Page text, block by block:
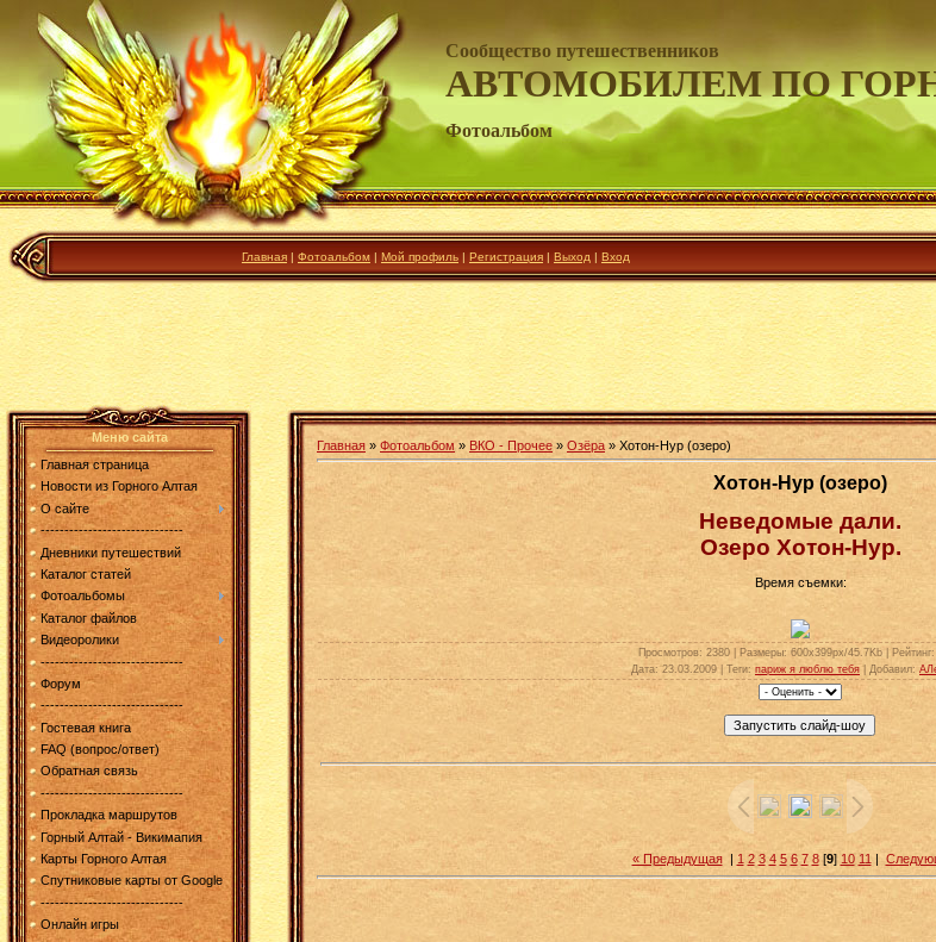
Сообщество путешественников
АВТОМОБИЛЕМ ПО
Фотоальбом
Главная | Фотоальбом | Мой профиль | Регистрация | Выход | Вход
Меню сайта
Главная страница
Новости из Горного Алтая
О сайте
------------------------------
Дневники путешествий
Каталог статей
Фотоальбомы
Каталог файлов
Видеоролики
------------------------------
Форум
------------------------------
Гостевая книга
FAQ (вопрос/ответ)
Обратная связь
------------------------------
Прокладка маршрутов
Горный Алтай - Викимапия
Карты Горного Алтая
Спутниковые карты от Google
------------------------------
Онлайн игры
Главная » Фотоальбом» ВКО - Прочее » Озёра » Хотон-Нур (озеро)
Хотон-Нур (озеро)
Неведомые дали.
Озеро Хотон-Нур.
Время съемки:
Просмотров: 2380 | Размеры: 600x399px/45.7Kb | Рейтинг:
Дата: 23.03.2009 | Теги: париж я люблю тебя | Добавил:
« Предыдущая| 1 2 3 4 5 6 7 8[9] 10 11 |